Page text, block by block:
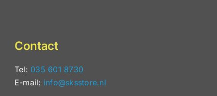
Contact
Tel: 035 601 8730
E-mail: info@sksstore.nl